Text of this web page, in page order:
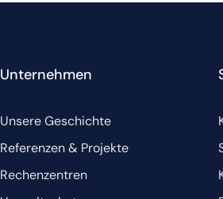
Unternehmen
Unsere Geschichte
Referenzen & Projekte
Rechenzentren